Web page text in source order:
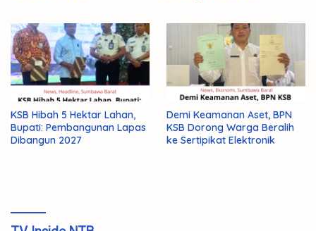
KSB Hibah 5 Hektar Lahan,
Bupati: Pembangunan Lapas
Dibangun 2027
Demi Keamanan Aset, BPN
KSB Dorong Warga Beralih
ke Sertipikat Elektronik